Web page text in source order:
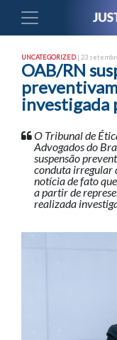
UNCATEGORIZED| 23
OAB/RN
investigada
O Tribunal de
Advogados do
suspensão
conduta irregular
notícia de fato
a partir de
realizada